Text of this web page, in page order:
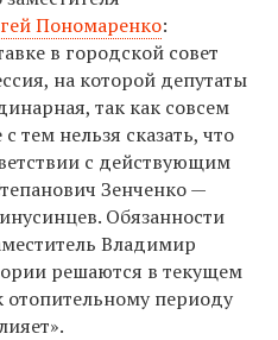
Пономаренко:
в городской совет
на которой депутаты
так как совсем
с тем нельзя сказать, что
с действующим
Зенченко —
Обязанности
Владимир
решаются в текущем
отопительному периоду